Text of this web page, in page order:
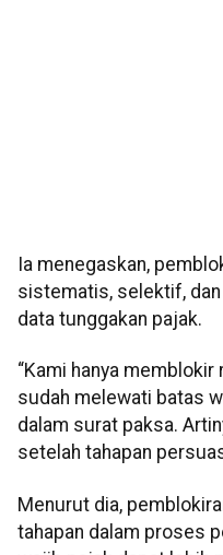
Ia menegaskan,
sistematis, selektif,
data tunggakan pajak.
“Kami hanya
sudah melewati batas
dalam surat paksa.
setelah tahapan
Menurut dia,
tahapan dalam proses